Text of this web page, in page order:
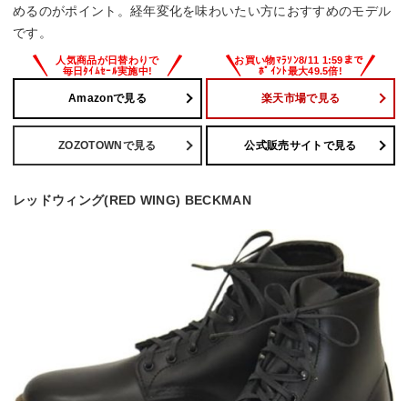
めるのがポイント。経年変化を味わいたい方におすすめのモデル
です。
Amazonで見る 楽天市場で見る
ZOZOTOWNで見る 公式販売サイトで見る
レッドウィング(RED WING) BECKMAN